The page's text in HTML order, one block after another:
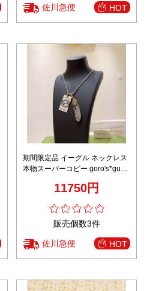
佐川急便 HOT
期間限定品 イーグル ネックレス
本物スーパーコピー goro's*gucci
11750円
販売個数3件
佐川急便 HOT